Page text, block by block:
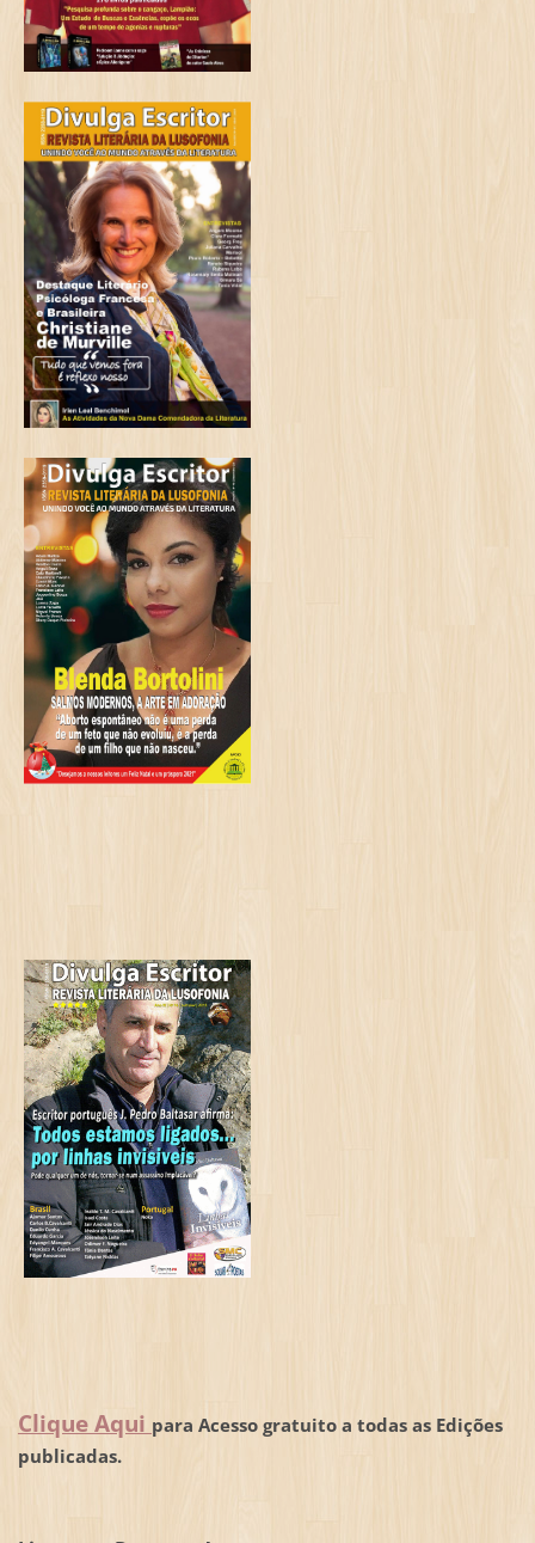
Clique Aqui para Acesso gratuito a todas as Edições
publicadas.